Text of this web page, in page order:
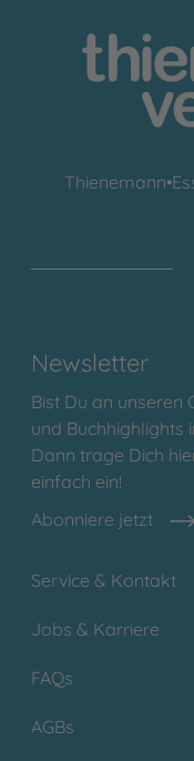
Thienemann•
Newsletter
Bist Du an unseren
und Buchhighlights
Dann trage Dich
einfach ein!
Abonniere jetzt
Service & Kontakt
Jobs & Karriere
FAQs
AGBs